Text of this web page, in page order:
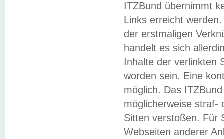
ITZBund übernimmt
Links erreicht
der erstmaligen
handelt es sich
Inhalte der verlinkten
worden sein. Eine
möglich. Das
möglicherweise straf-
Sitten verstoßen. Für
Webseiten anderer